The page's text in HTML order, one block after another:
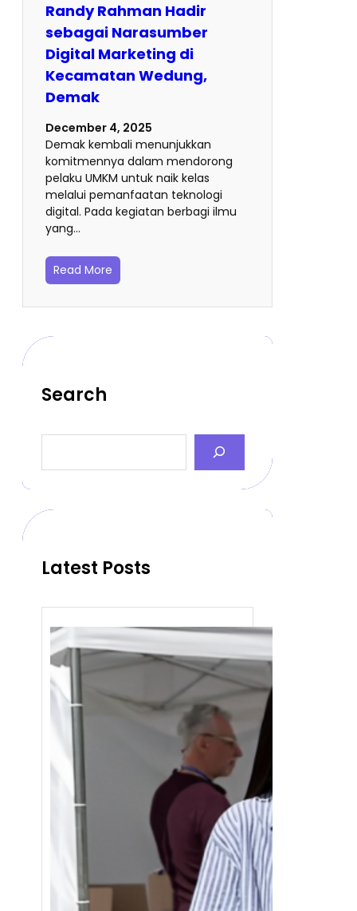
Randy Rahman Hadir
sebagai Narasumber
Digital Marketing di
Kecamatan Wedung,
Demak
December 4, 2025
Demak kembali menunjukkan
komitmennya dalam mendorong
pelaku UMKM untuk naik kelas
melalui pemanfaatan teknologi
digital. Pada kegiatan berbagi ilmu
yang…
Read More
Search
a
c
Latest Posts